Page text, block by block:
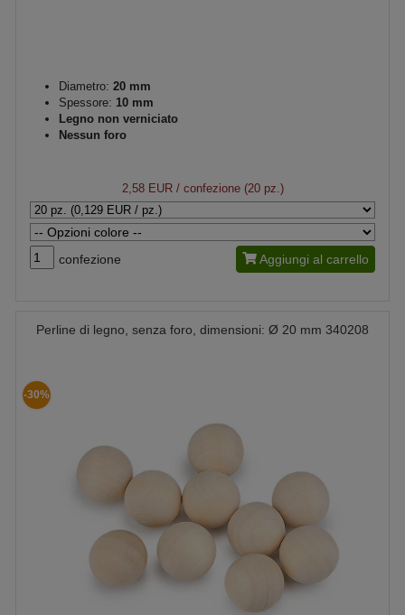
Diametro: 20 mm
Spessore: 10 mm
Legno non verniciato
Nessun foro
2,58 EUR/ confezione (20 pz.)
confezione Aggiungi al carrello
Perline di legno, senza foro, dimensioni: Ø 20 mm 340208
-30%